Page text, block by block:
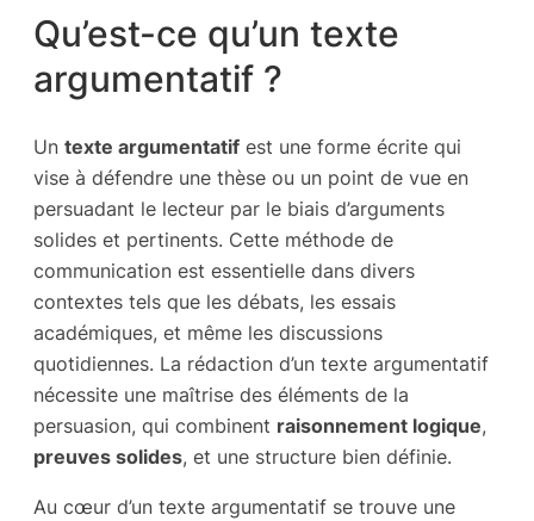
Qu’est-ce qu’un texte
argumentatif ?
Un texte argumentatif est une forme écrite qui
vise à défendre une thèse ou un point de vue en
persuadant le lecteur par le biais d’arguments
solides et pertinents. Cette méthode de
communication est essentielle dans divers
contextes tels que les débats, les essais
académiques, et même les discussions
quotidiennes. La rédaction d’un texte argumentatif
nécessite une maîtrise des éléments de la
persuasion, qui combinent raisonnement logique,
preuves solides, et une structure bien définie.
Au cœur d’un texte argumentatif se trouve une